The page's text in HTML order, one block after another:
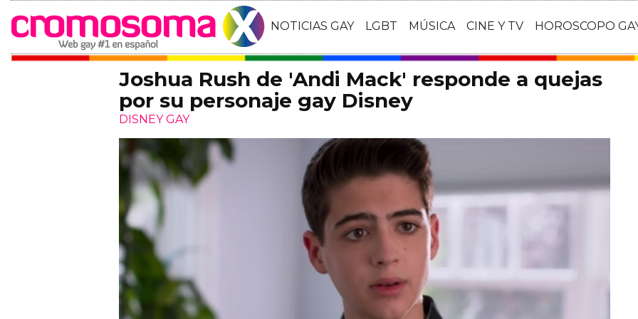
NOTICIAS GAY LGBT MÚSICA CINE Y TV HOROSCOPO
Joshua Rush de 'Andi Mack' responde a quejas
por su personaje gay Disney
DISNEY GAY